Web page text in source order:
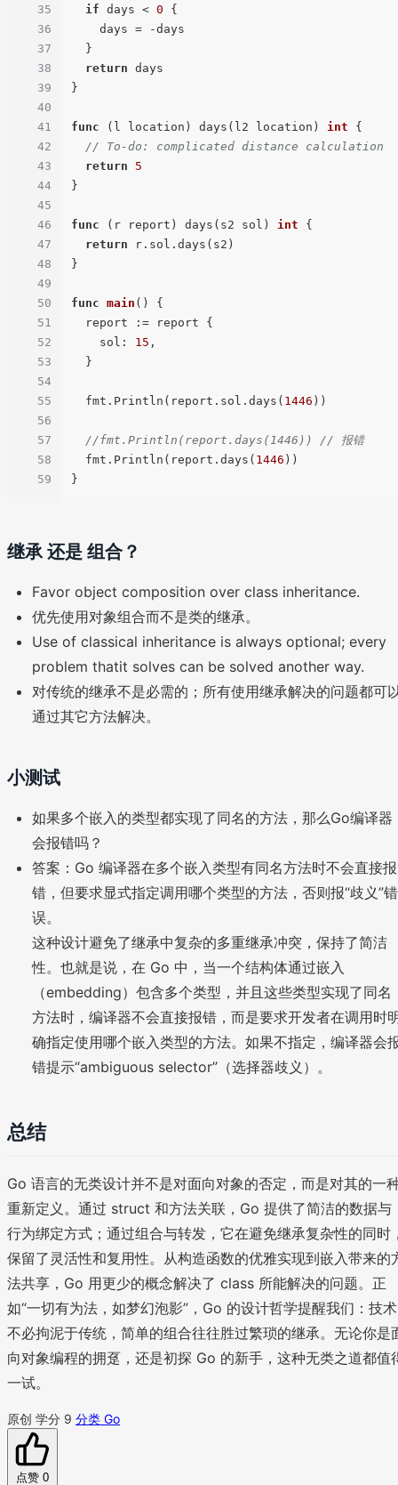
35
36
37
38
39
40
41
42
43
44
45
46
47
48
49
50
51
52
53
54
55
56
57
58
59
if days < 0 {
return days
}
func (l location) days(l2 location) int {
// To-do: complicated distance calculation
return
5
}
func (r report) days(s2 sol) int {
return r.sol.days(s2)
}
func main ()
{
    sol:
15 ,
  fmt.Println(report.sol.days(
1446 ))
//fmt.Println(report.days(1446)) // 报错
  fmt.Println(report.days(
1446 ))
继承 还是 组合？
Favor object composition over class inheritance.
优先使用对象组合而不是类的继承。
Use of classical inheritance is always optional; every
problem thatit solves can be solved another way.
对传统的继承不是必需的；所有使用继承解决的问题都可
通过其它方法解决。
小测试
如果多个嵌入的类型都实现了同名的方法，那么Go编译器
会报错吗？
答案：Go 编译器在多个嵌入类型有同名方法时不会直接报
错，但要求显式指定调用哪个类型的方法，否则报“歧义”错
误。
这种设计避免了继承中复杂的多重继承冲突，保持了简洁
性。也就是说，在 Go 中，当一个结构体通过嵌入
（embedding）包含多个类型，并且这些类型实现了同名
方法时，编译器不会直接报错，而是要求开发者在调用时
确指定使用哪个嵌入类型的方法。如果不指定，编译器会
错提示“ambiguous selector”（选择器歧义）。
总结
Go 语言的无类设计并不是对面向对象的否定，而是对其的一
重新定义。通过 struct 和方法关联，Go 提供了简洁的数据与
行为绑定方式；通过组合与转发，它在避免继承复杂性的同时
保留了灵活性和复用性。从构造函数的优雅实现到嵌入带来的
法共享，Go 用更少的概念解决了 class 所能解决的问题。正
如“一切有为法，如梦幻泡影”，Go 的设计哲学提醒我们：技术
不必拘泥于传统，简单的组合往往胜过繁琐的继承。无论你是
向对象编程的拥趸，还是初探 Go 的新手，这种无类之道都值
一试。
原创 学分 9 分类 Go
点赞 0